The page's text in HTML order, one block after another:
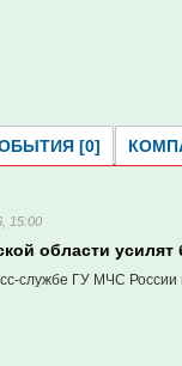
[0]
15:00
области усилят
службе ГУ МЧС России